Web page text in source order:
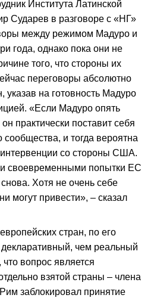
Института Латинской
Сударев в разговоре с «НГ»
между режимом Мадуро и
года, однако пока они не
того, что стороны их
переговоры абсолютно
указав на готовность Мадуро
«Если Мадуро опять
практически поставит себя
сообщества, и тогда вероятна
со стороны США.
своевременными попытки ЕС
Хотя не очень себе
могут привести», – сказал
стран, по его
чем реальный
что вопрос является
взятой страны – члена
заблокировал принятие